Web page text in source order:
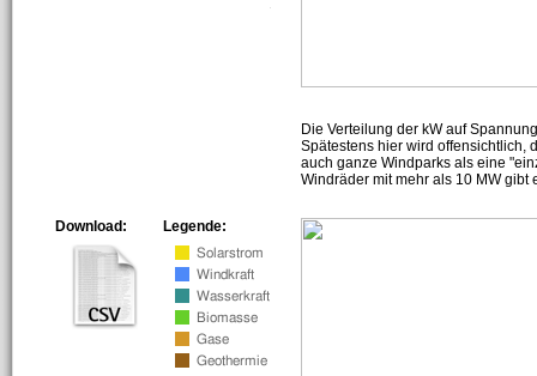
Die Verteilung der kW auf
Spätestens hier wird offensichtlich,
auch ganze Windparks als eine
Windräder mit mehr als 10 MW gibt
Legende:
Download: